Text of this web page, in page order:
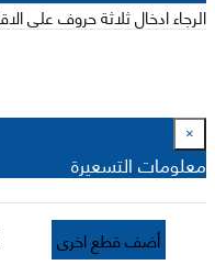
الرجاء ادخال ثلاثة حروف على
×
معلومات التسعيرة
أضف قطع اخرى